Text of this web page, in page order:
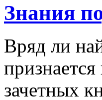
Знания
Вряд ли
зачетных